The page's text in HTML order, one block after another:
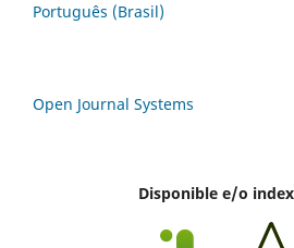
Português (Brasil)
Open Journal Systems
Disponible e/o